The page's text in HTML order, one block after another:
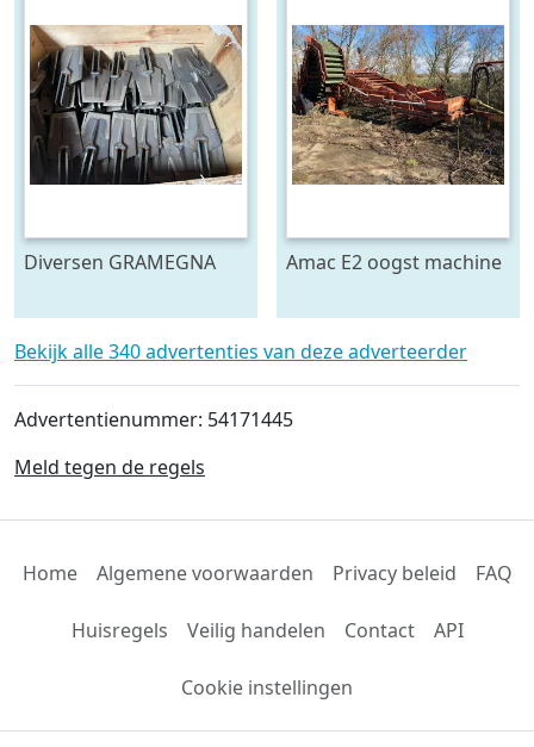
Diversen GRAMEGNA
KRAMER ECO en meer
Spitmachine
Amac E2 oogst machine
Bekijk alle 340 advertenties van deze adverteerder
Advertentienummer: 54171445
Meld tegen de regels
Home Algemene voorwaarden Privacy beleid FAQ
Huisregels Veilig handelen Contact API
Cookie instellingen